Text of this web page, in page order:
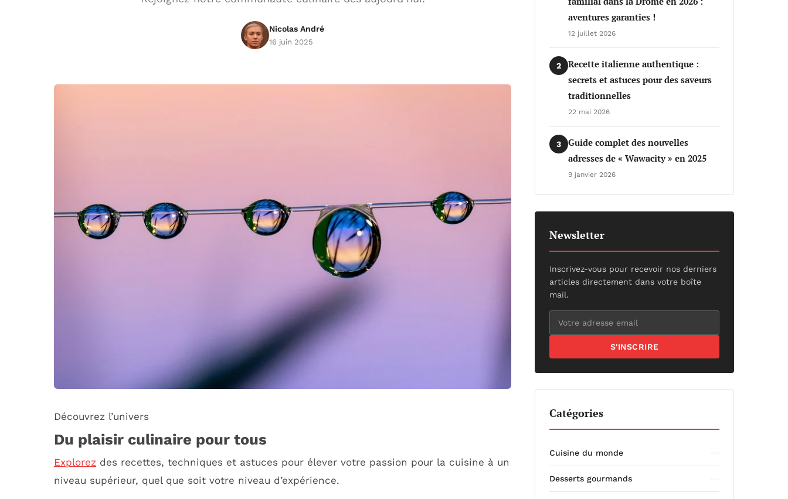
Nicolas André
16 juin 2025
Découvrez l’univers
Du plaisir culinaire pour tous
Explorez des recettes, techniques et astuces pour élever votre passion pour la cuisine à un
niveau supérieur, quel que soit votre niveau d’expérience.
aventures garanties !
12 juillet 2026
2
Recette italienne authentique :
secrets et astuces pour des saveurs
traditionnelles
22 mai 2026
3
Guide complet des nouvelles
adresses de « Wawacity » en 2025
9 janvier 2026
Newsletter
Inscrivez-vous pour recevoir nos derniers
articles directement dans votre boîte
mail.
S'INSCRIRE
Catégories
Cuisine du monde
Desserts gourmands